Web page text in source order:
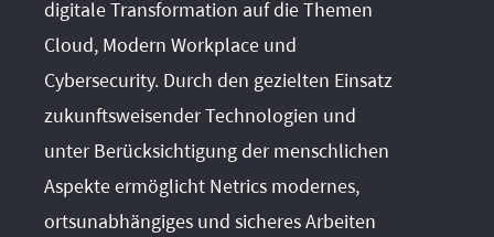
digitale Transformation auf die Themen
Cloud, Modern Workplace und
Cybersecurity. Durch den gezielten Einsatz
zukunftsweisender Technologien und
unter Berücksichtigung der menschlichen
Aspekte ermöglicht Netrics modernes,
ortsunabhängiges und sicheres Arbeiten